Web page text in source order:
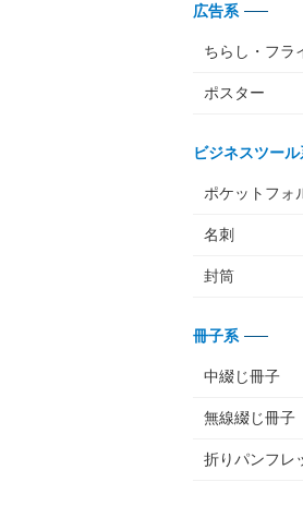
広告系
ちらし・フラ
ポスター
ビジネスツール
ポケットフォ
名刺
封筒
冊子系
中綴じ冊子
無線綴じ冊子
折りパンフレ